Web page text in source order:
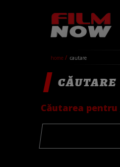
home cautare
CĂUTARE
Căutarea pentru